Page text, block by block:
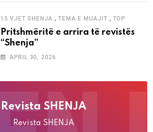
15 VJET SHENJA ,TEMA E MUAJIT , TOP
Pritshmëritë e arrira të revistës
“Shenja”
APRIL 30, 2026
Revista SHENJA
Revista SHENJA